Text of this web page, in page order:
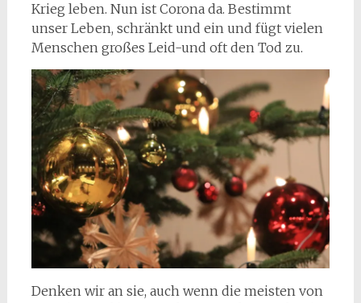
Krieg leben. Nun ist Corona da. Bestimmt
unser Leben, schränkt und ein und fügt vielen
Menschen großes Leid-und oft den Tod zu.
Denken wir an sie, auch wenn die meisten von